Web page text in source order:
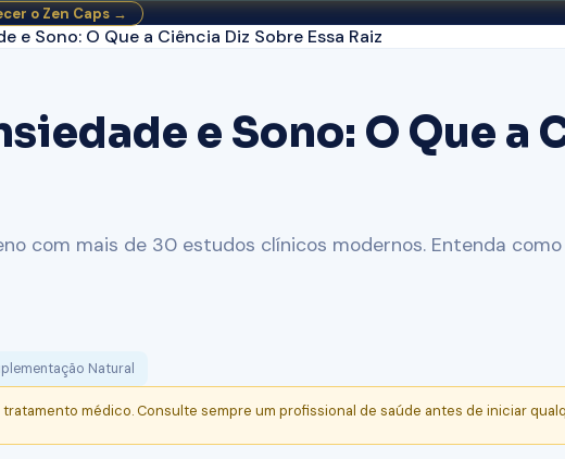
o Zen Caps →
e Sono: O Que a Ciência Diz Sobre Essa Raiz
e Sono: O Que a
com mais de 30 estudos clínicos modernos. Entenda
Natural
médico. Consulte sempre um profissional de saúde antes de iniciar